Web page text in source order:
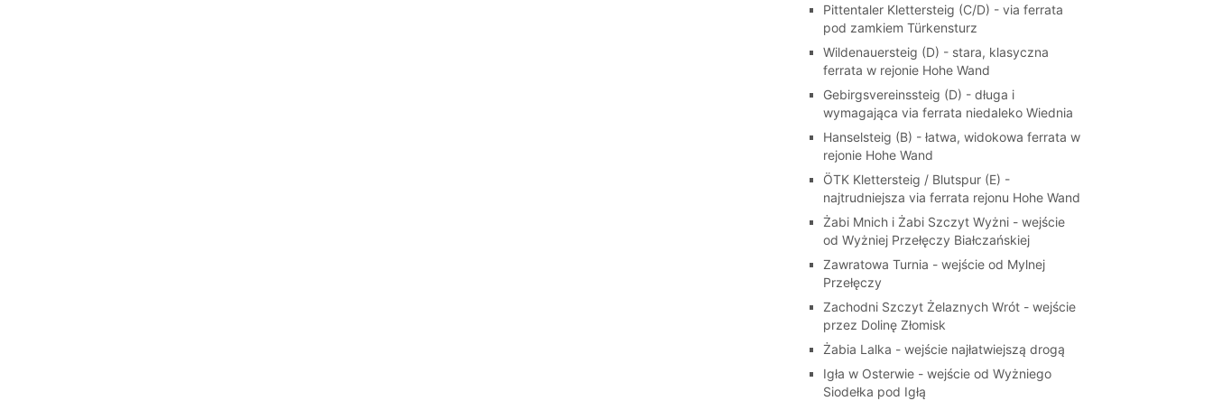
Pittentaler Klettersteig (C/D) - via ferrata
pod zamkiem Türkensturz
Wildenauersteig (D) - stara, klasyczna
ferrata w rejonie Hohe Wand
Gebirgsvereinssteig (D) - długa i
wymagająca via ferrata niedaleko Wiednia
Hanselsteig (B) - łatwa, widokowa ferrata w
rejonie Hohe Wand
ÖTK Klettersteig / Blutspur (E) -
najtrudniejsza via ferrata rejonu Hohe Wand
Żabi Mnich i Żabi Szczyt Wyżni - wejście
od Wyżniej Przełęczy Białczańskiej
Zawratowa Turnia - wejście od Mylnej
Przełęczy
Zachodni Szczyt Żelaznych Wrót - wejście
przez Dolinę Złomisk
Żabia Lalka - wejście najłatwiejszą drogą
Igła w Osterwie - wejście od Wyżniego
Siodełka pod Igłą